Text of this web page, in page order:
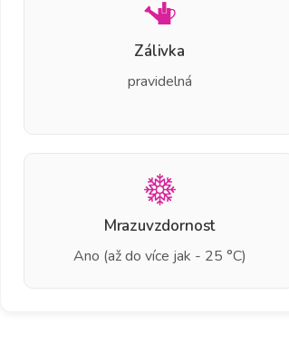
Zálivka
pravidelná
Mrazuvzdornost
Ano (až do více jak - 25 °C)